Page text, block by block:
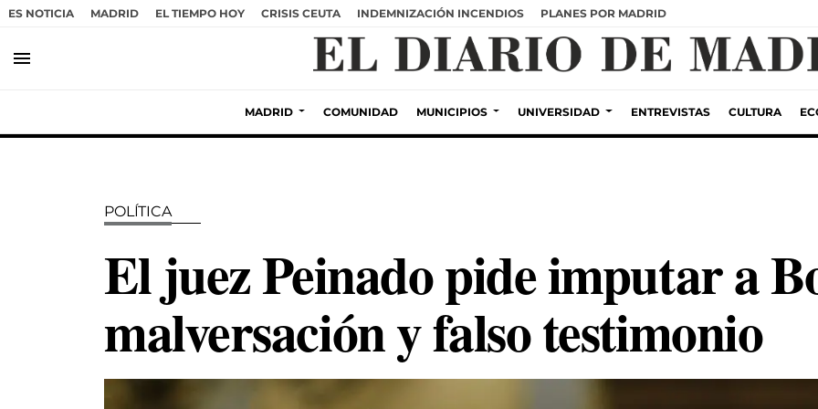
ES NOTICIA MADRID EL TIEMPO HOY CRISIS CEUTA INDEMNIZACIÓN INCENDIOS PLANES POR MADRID
menu
MADRID COMUNIDAD MUNICIPIOS UNIVERSIDAD ENTREVISTAS CULTURA
POLÍTICA
El juez Peinado pide imputar a
malversación y falso testimonio